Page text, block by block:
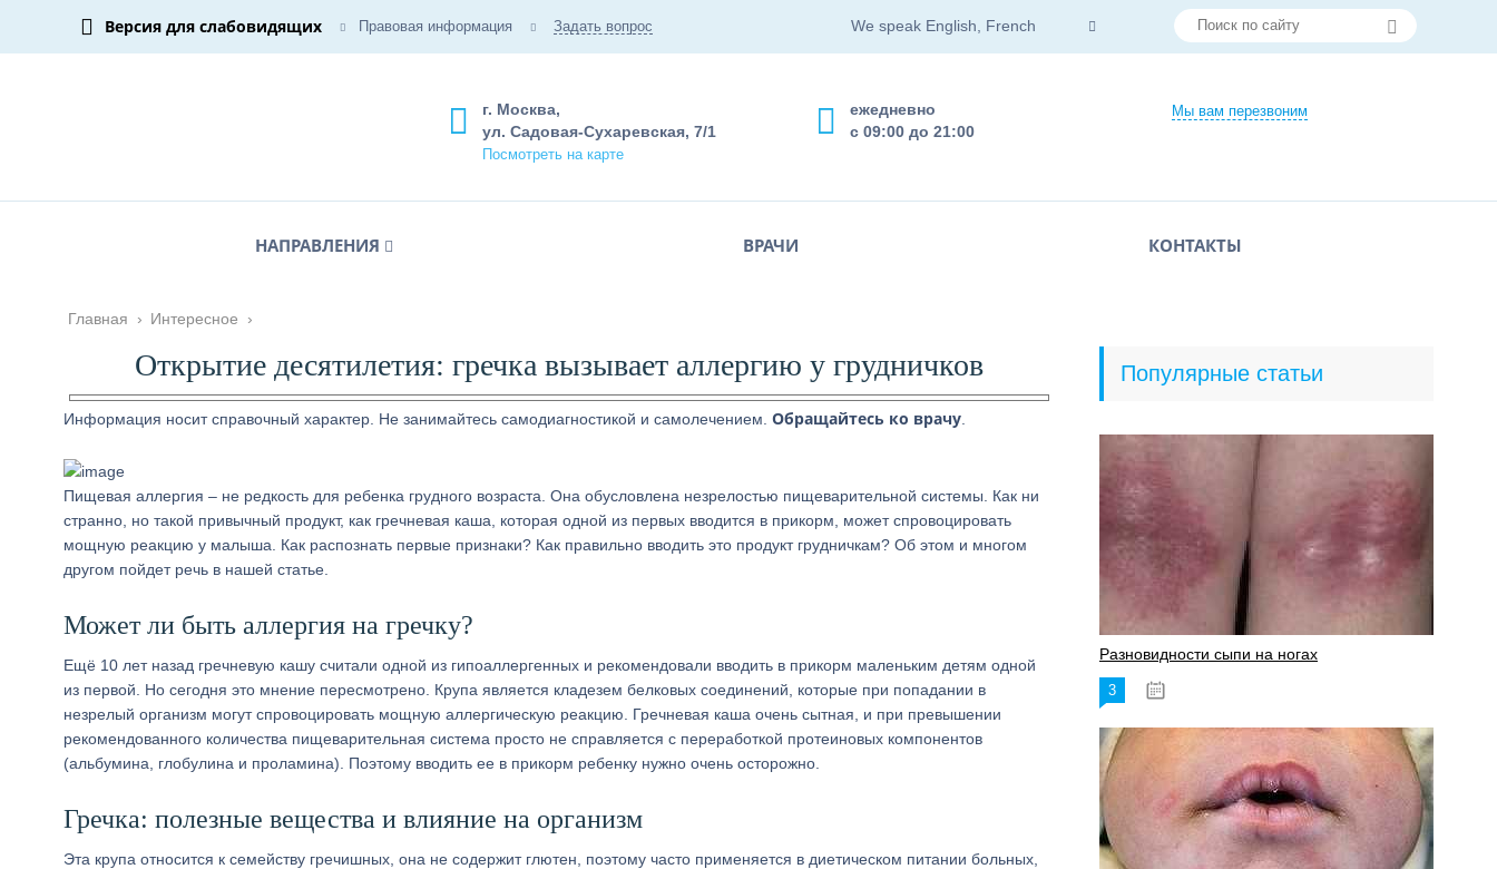
Версия для слабовидящих Правовая информация Задать вопрос We speak English, French
Мы вам перезвоним
ежедневно
с 09:00 до 21:00
г. Москва,
ул. Садовая-Сухаревская, 7/1
Посмотреть на карте
НАПРАВЛЕНИЯ ВРАЧИ КОНТАКТЫ
Главная › Интересное ›
Открытие десятилетия: гречка вызывает аллергию у грудничков
Информация носит справочный характер. Не занимайтесь самодиагностикой и самолечением. Обращайтесь ко врачу
Пищевая аллергия – не редкость для ребенка грудного возраста. Она обусловлена незрелостью пищеварительной системы. Как ни
странно, но такой привычный продукт, как гречневая каша, которая одной из первых вводится в прикорм, может спровоцировать
мощную реакцию у малыша. Как распознать первые признаки? Как правильно вводить это продукт грудничкам? Об этом и многом
другом пойдет речь в нашей статье.
Может ли быть аллергия на гречку?
Ещё 10 лет назад гречневую кашу считали одной из гипоаллергенных и рекомендовали вводить в прикорм маленьким детям одной
из первой. Но сегодня это мнение пересмотрено. Крупа является кладезем белковых соединений, которые при попадании в
незрелый организм могут спровоцировать мощную аллергическую реакцию. Гречневая каша очень сытная, и при превышении
рекомендованного количества пищеварительная система просто не справляется с переработкой протеиновых компонентов
(альбумина, глобулина и проламина). Поэтому вводить ее в прикорм ребенку нужно очень осторожно.
Гречка: полезные вещества и влияние на организм
Эта крупа относится к семейству гречишных, она не содержит глютен, поэтому часто применяется в диетическом питании больных,
Популярные статьи
Разновидности сыпи на ногах
3